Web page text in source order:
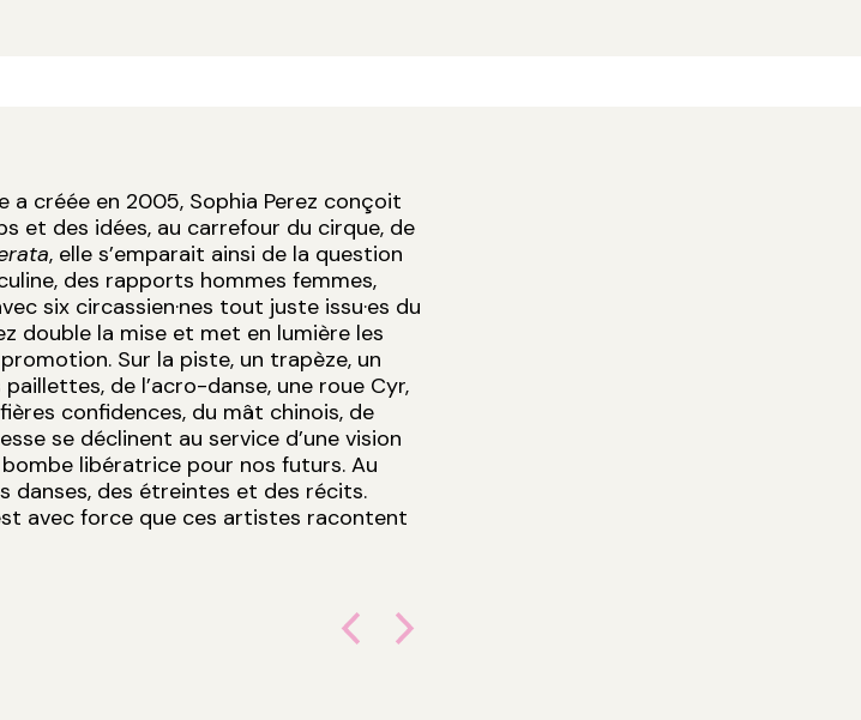
a créée en 2005, Sophia Perez conçoit
et des idées, au carrefour du cirque, de
, elle s’emparait ainsi de la question
des rapports hommes femmes,
six circassien·nes tout juste issu·es du
double la mise et met en lumière les
Sur la piste, un trapèze, un
de l’acro-danse, une roue Cyr,
confidences, du mât chinois, de
se déclinent au service d’une vision
libératrice pour nos futurs. Au
danses, des étreintes et des récits.
avec force que ces artistes racontent